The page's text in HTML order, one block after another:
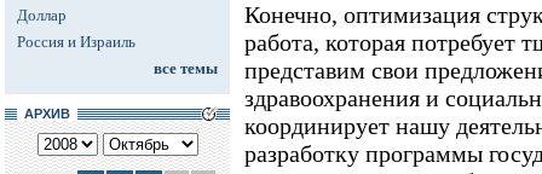
Доллар
Россия и Израиль
все темы
АРХИВ
Конечно, оптимизация
работа, которая потребует
представим свои
здравоохранения и
координирует нашу
разработку программы